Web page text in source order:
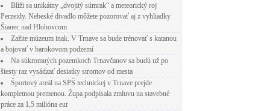
Blíži sa unikátny „dvojitý súmrak“ a meteorický roj
Perzeidy. Nebeské divadlo môžete pozorovať aj z vyhliadky
Šianec nad Hlohovcom
Zažite múzeum inak. V Trnave sa bude trénovať s katanou
a bojovať v barokovom podzemí
Na súkromných pozemkoch Trnavčanov sa budú už po
šiesty raz vysádzať desiatky stromov od mesta
Športový areál na SPŠ technickej v Trnave prejde
kompletnou premenou. Župa podpísala zmluvu na stavebné
práce za 1,5 milióna eur